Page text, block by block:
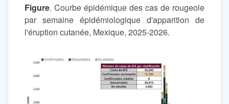
Figure. Courbe épidémique des cas de rougeole
par semaine épidémiologique d'apparition de
l'éruption cutanée, Mexique, 2025-2026.